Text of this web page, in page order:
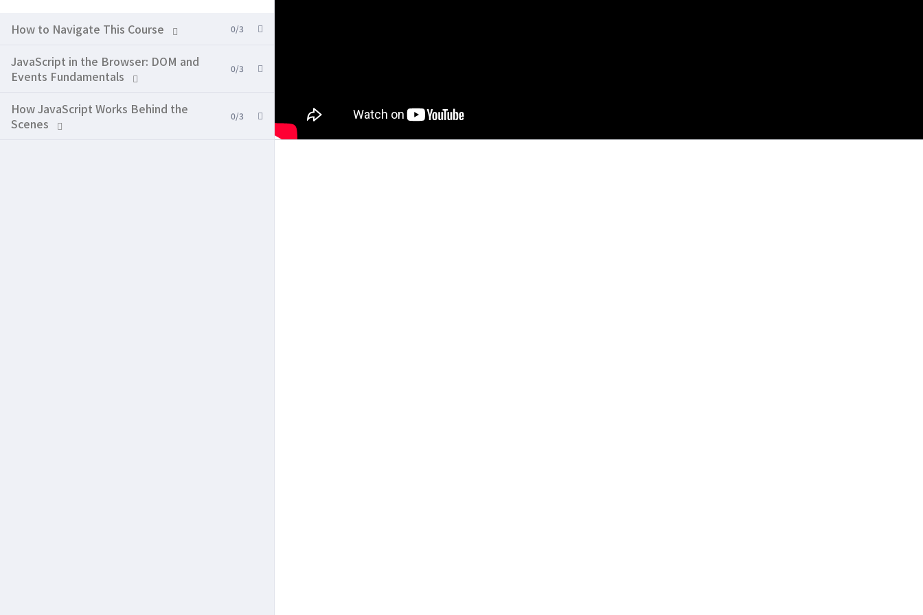
How to Navigate This Course 0/3
JavaScript in the Browser: DOM and
Events Fundamentals
0/3
How JavaScript Works Behind the
Scenes
0/3